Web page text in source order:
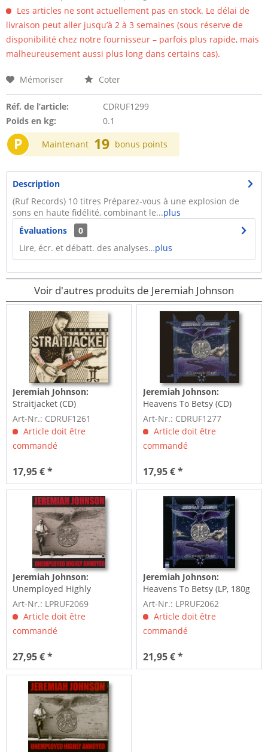
Les articles ne sont actuellement pas en stock. Le délai de
livraison peut aller jusqu’à 2 à 3 semaines (sous réserve de
disponibilité chez notre fournisseur – parfois plus rapide, mais
malheureusement aussi plus long dans certains cas).
Mémoriser Coter
Réf. de l’article:
CDRUF1299
Poids en kg:
0.1
P Maintenant 19 bonus points
Description
(Ruf Records) 10 titres Préparez-vous à une explosion de
sons en haute fidélité, combinant le...plus
Évaluations
0
Lire, écr. et débatt. des analyses…plus
Voir d'autres produits de Jeremiah Johnson
Jeremiah Johnson:
Straitjacket (CD)
Art-Nr.: CDRUF1261
Article doit être
commandé
17,95 € *
Jeremiah Johnson:
Heavens To Betsy (CD)
Art-Nr.: CDRUF1277
Article doit être
commandé
17,95 € *
Jeremiah Johnson:
Unemployed Highly
Annoyed (LP, 180g Vinyl)
Art-Nr.: LPRUF2069
Article doit être
commandé
27,95 € *
Jeremiah Johnson:
Heavens To Betsy (LP, 180g
Vinyl)
Art-Nr.: LPRUF2062
Article doit être
commandé
21,95 € *